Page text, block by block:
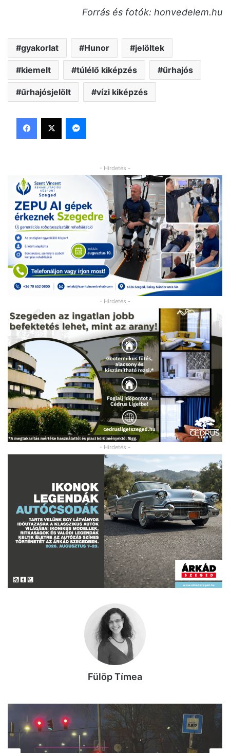
Forrás és fotók: honvedelem.hu
gyakorlat Hunor jelöltek
kiemelt túlélő kiképzés űrhajós
űrhajósjelölt vízi kiképzés
Facebook
X Messenger
- Hirdetés -
- Hirdetés -
- Hirdetés -
Fülöp Tímea
KECSKEMÉTI ARCOK